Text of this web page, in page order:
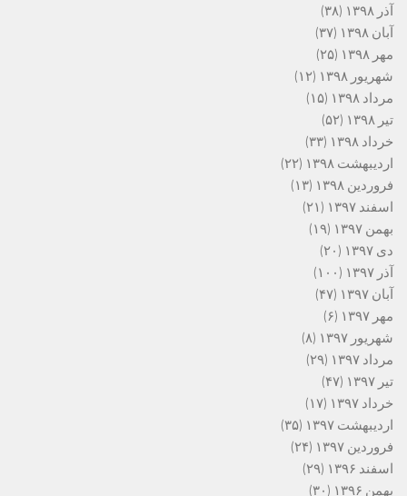
آذر ۱۳۹۸
(۳۸)
آبان ۱۳۹۸
(۳۷)
مهر ۱۳۹۸
(۲۵)
شهریور ۱۳۹۸
(۱۲)
مرداد ۱۳۹۸
(۱۵)
تیر ۱۳۹۸
(۵۲)
خرداد ۱۳۹۸
(۳۳)
اردیبهشت ۱۳۹۸
(۲۲)
فروردین ۱۳۹۸
(۱۳)
اسفند ۱۳۹۷
(۲۱)
بهمن ۱۳۹۷
(۱۹)
دی ۱۳۹۷
(۲۰)
آذر ۱۳۹۷
(۱۰۰)
آبان ۱۳۹۷
(۴۷)
مهر ۱۳۹۷
(۶)
شهریور ۱۳۹۷
(۸)
مرداد ۱۳۹۷
(۲۹)
تیر ۱۳۹۷
(۴۷)
خرداد ۱۳۹۷
(۱۷)
اردیبهشت ۱۳۹۷
(۳۵)
فروردین ۱۳۹۷
(۲۴)
اسفند ۱۳۹۶
(۲۹)
بهمن ۱۳۹۶
(۳۰)